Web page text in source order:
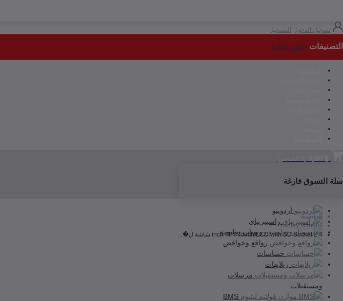
تسجيل الدخول التسجيل
التصنيفات (اظهار الكل)
سلة التسوق فارغة
أردوينو
راسبيريباي
روبوتات تعليمية
روافع وخوافض
حساسات
ريلايهات
مرسلات
ومستقبلات
BMS
الرئيسية
Display screens
2.4 inch TFT Touch LCD with SD Socket شاشة ل�...